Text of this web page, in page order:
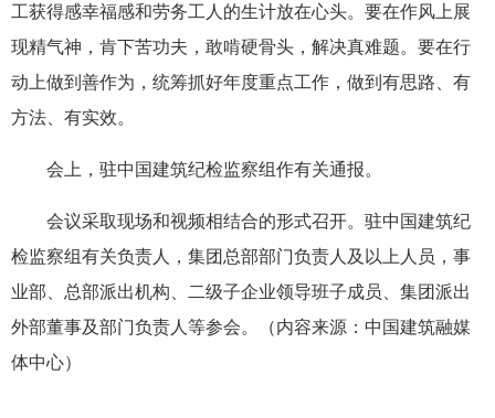
工获得感幸福感和劳务工人的生计放在心头。要在作风上展
现精气神，肯下苦功夫，敢啃硬骨头，解决真难题。要在行
动上做到善作为，统筹抓好年度重点工作，做到有思路、有
方法、有实效。
会上，驻中国建筑纪检监察组作有关通报。
会议采取现场和视频相结合的形式召开。驻中国建筑纪
检监察组有关负责人，集团总部部门负责人及以上人员，事
业部、总部派出机构、二级子企业领导班子成员、集团派出
外部董事及部门负责人等参会。（内容来源：中国建筑融媒
体中心）